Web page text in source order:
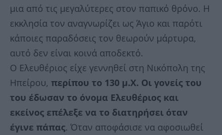
μια από τις μεγαλύτερες στον παπικό θρόνο. Η
εκκλησία τον αναγνωρίζει ως Άγιο και παρότι
κάποιες παραδόσεις τον θεωρούν μάρτυρα,
αυτό δεν είναι κοινά αποδεκτό.
Ο Ελευθέριος είχε γεννηθεί στη Νικόπολη της
Ηπείρου, περίπου το 130 μ.Χ. Οι γονείς του
του έδωσαν το όνομα Ελευθέριος και
εκείνος επέλεξε να το διατηρήσει όταν
έγινε πάπας. Όταν αποφάσισε να αφοσιωθεί